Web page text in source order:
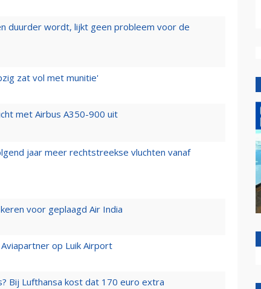
duurder wordt, lijkt geen probleem voor de
zat vol met munitie'
met Airbus A350-900 uit
jaar meer rechtstreekse vluchten vanaf
voor geplaagd Air India
op Luik Airport
Bij Lufthansa kost dat 170 euro extra